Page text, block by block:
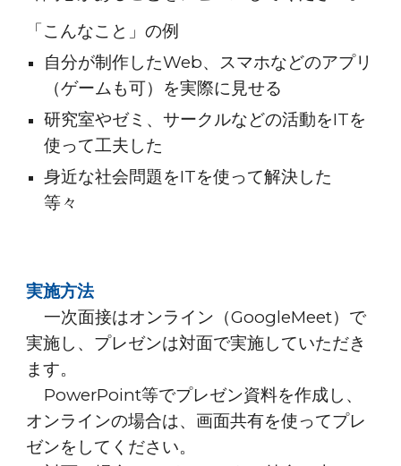
「こんなこと」の例
自分が制作したWeb、スマホなどのアプリ
（ゲームも可）を実際に見せる
研究室やゼミ、サークルなどの活動をITを
使って工夫した
身近な社会問題をITを使って解決した
等々
実施方法
一次面接はオンライン（GoogleMeet）で
実施し、プレゼンは対面で実施していただき
ます。
PowerPoint等でプレゼン資料を作成し、
オンラインの場合は、画面共有を使ってプレ
ゼンをしてください。